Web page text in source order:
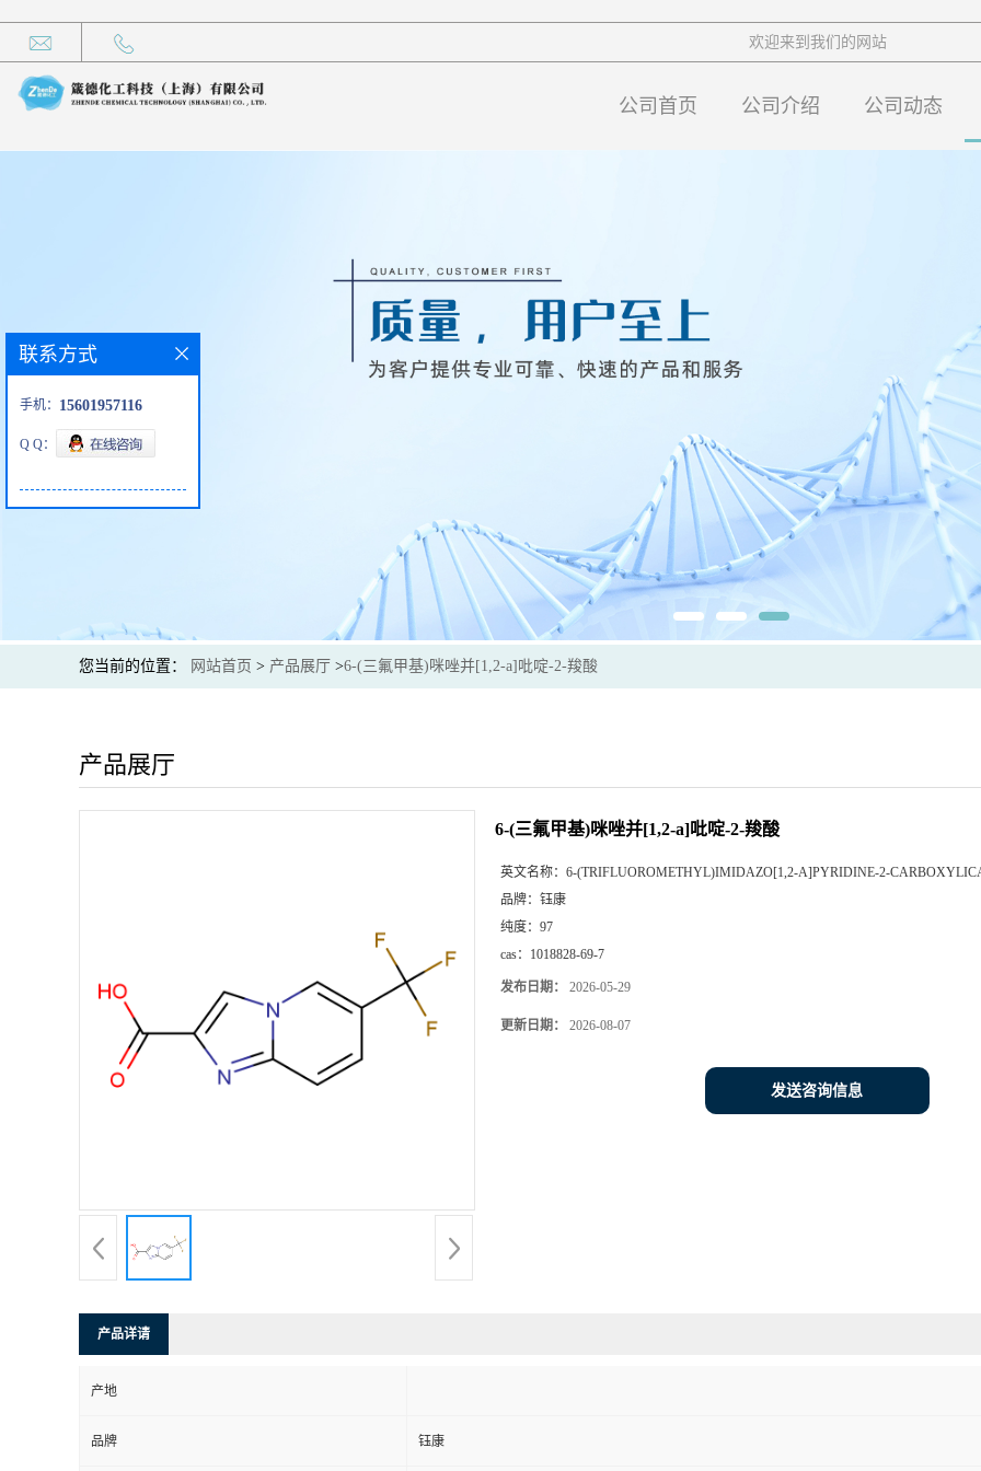
欢迎来到我们的网站
公司首页 公司介绍 公司动态
您当前的位置： 网站首页 > 产品展厅 >6-(三氟甲基)咪唑并[1,2-a]吡啶-2-羧酸
产品展厅
6-(三氟甲基)咪唑并[1,2-a]吡啶-2-羧酸
英文名称： 6-(TRIFLUOROMETHYL)IMIDAZO[1,2-A]PYRIDINE-2-
品牌： 钰康
纯度： 97
cas： 1018828-69-7
发布日期： 2026-05-29
更新日期： 2026-08-07
发送咨询信息
产品详请
产地
品牌 钰康
联系方式
手机： 15601957116
Q Q：